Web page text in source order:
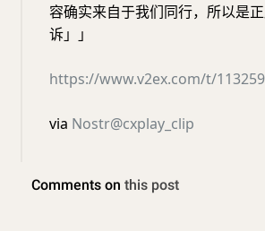
容确实来自于我们同行，所以是
诉」」
https://www.v2ex.com/t/
via Nostr@cxplay_clip